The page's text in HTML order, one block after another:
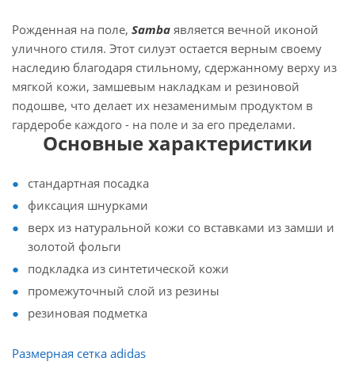
Рожденная на поле, Samba является вечной иконой
уличного стиля. Этот силуэт остается верным своему
наследию благодаря стильному, сдержанному верху из
мягкой кожи, замшевым накладкам и резиновой
подошве, что делает их незаменимым продуктом в
гардеробе каждого - на поле и за его пределами.
Основные характеристики
стандартная посадка
фиксация шнурками
верх из натуральной кожи со вставками из замши и
золотой фольги
подкладка из синтетической кожи
промежуточный слой из резины
резиновая подметка
Размерная сетка adidas